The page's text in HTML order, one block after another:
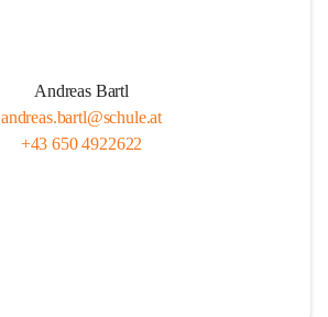
Andreas Bartl
andreas.bartl@schule.at
+43 650 4922622